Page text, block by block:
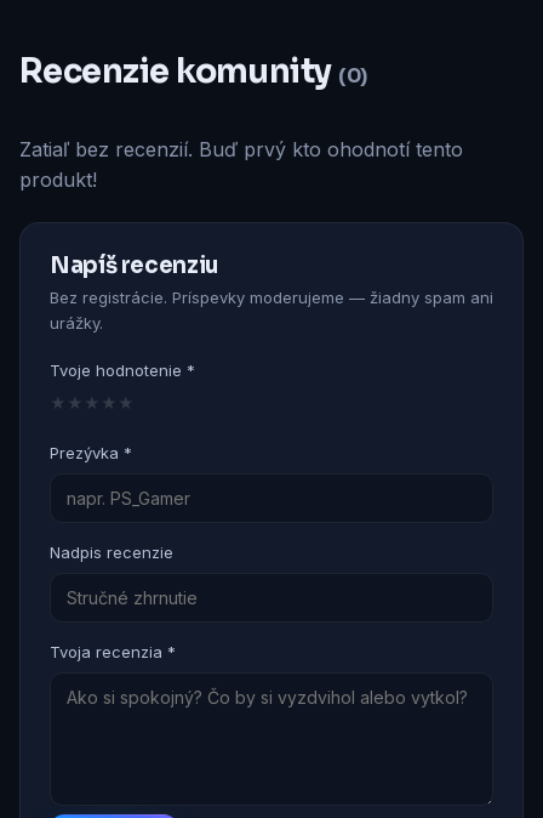
Recenzie komunity (0)
Zatiaľ bez recenzií. Buď prvý kto ohodnotí tento
produkt!
Napíš recenziu
Bez registrácie. Príspevky moderujeme — žiadny spam ani
urážky.
Tvoje hodnotenie *
★
★
★
★
★
Prezývka *
Nadpis recenzie
Tvoja recenzia *